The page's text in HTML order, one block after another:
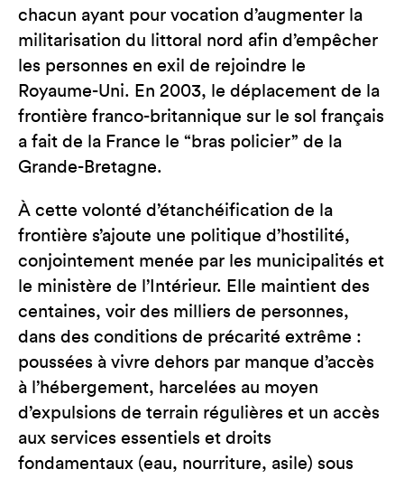
chacun ayant pour vocation d’augmenter la
militarisation du littoral nord afin d’empêcher
les personnes en exil de rejoindre le
Royaume-Uni. En 2003, le déplacement de la
frontière franco-britannique sur le sol français
a fait de la France le “bras policier” de la
Grande-Bretagne.
À cette volonté d’étanchéification de la
frontière s’ajoute une politique d’hostilité,
conjointement menée par les municipalités et
le ministère de l’Intérieur. Elle maintient des
centaines, voir des milliers de personnes,
dans des conditions de précarité extrême :
poussées à vivre dehors par manque d’accès
à l’hébergement, harcelées au moyen
d’expulsions de terrain régulières et un accès
aux services essentiels et droits
fondamentaux (eau, nourriture, asile) sous